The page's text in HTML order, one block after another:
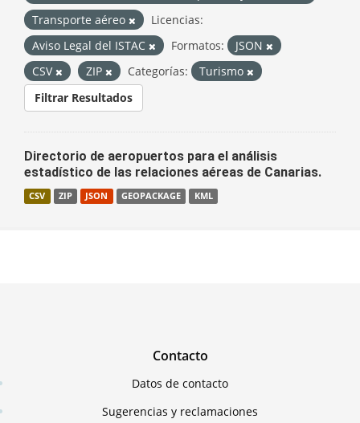
Transporte aéreo
Licencias:
Aviso Legal del ISTAC
Formatos:
JSON
CSV
ZIP Categorías:
Turismo
Filtrar Resultados
Directorio de aeropuertos para el análisis
estadístico de las relaciones aéreas de Canarias.
CSV ZIP JSON GEOPACKAGE KML
Contacto
Datos de contacto
Sugerencias y reclamaciones